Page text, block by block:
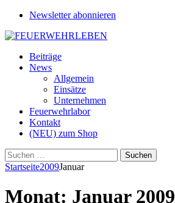
Newsletter abonnieren
Beiträge
News
Allgemein
Einsätze
Unternehmen
Feuerwehrlabor
Kontakt
(NEU) zum Shop
Suchen
nach:
Startseite2009Januar
Monat: Januar 2009